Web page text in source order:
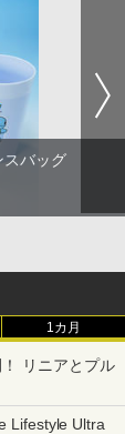
スバッグ
1カ月
リニアとプル
Lifestyle Ultra